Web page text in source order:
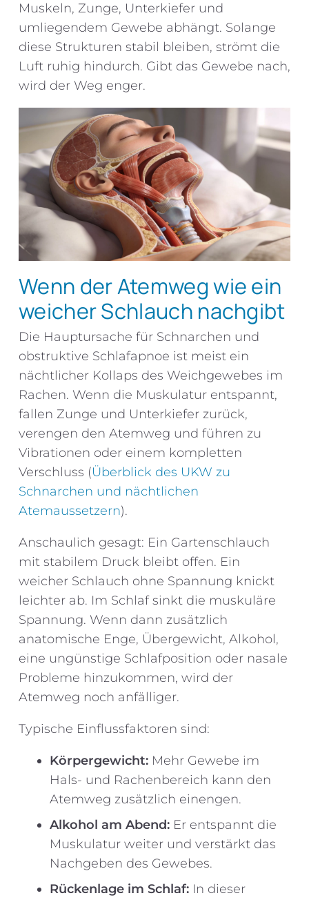
Muskeln, Zunge, Unterkiefer und
umliegendem Gewebe abhängt. Solange
diese Strukturen stabil bleiben, strömt die
Luft ruhig hindurch. Gibt das Gewebe nach,
wird der Weg enger.
Wenn der Atemweg wie ein
weicher Schlauch nachgibt
Die Hauptursache für Schnarchen und
obstruktive Schlafapnoe ist meist ein
nächtlicher Kollaps des Weichgewebes im
Rachen. Wenn die Muskulatur entspannt,
fallen Zunge und Unterkiefer zurück,
verengen den Atemweg und führen zu
Vibrationen oder einem kompletten
Verschluss (Überblick des UKW zu
Schnarchen und nächtlichen
Atemaussetzern).
Anschaulich gesagt: Ein Gartenschlauch
mit stabilem Druck bleibt offen. Ein
weicher Schlauch ohne Spannung knickt
leichter ab. Im Schlaf sinkt die muskuläre
Spannung. Wenn dann zusätzlich
anatomische Enge, Übergewicht, Alkohol,
eine ungünstige Schlafposition oder nasale
Probleme hinzukommen, wird der
Atemweg noch anfälliger.
Typische Einflussfaktoren sind:
Körpergewicht: Mehr Gewebe im
Hals- und Rachenbereich kann den
Atemweg zusätzlich einengen.
Alkohol am Abend: Er entspannt die
Muskulatur weiter und verstärkt das
Nachgeben des Gewebes.
Rückenlage im Schlaf: In dieser